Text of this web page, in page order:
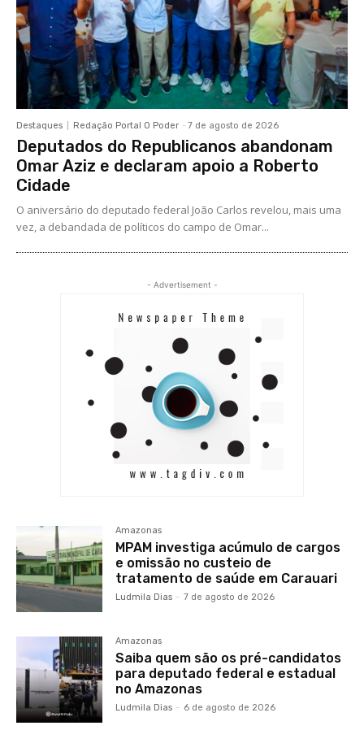
Destaques Redação Portal O Poder - 7 de agosto de 2026
Deputados do Republicanos abandonam
Omar Aziz e declaram apoio a Roberto
Cidade
O aniversário do deputado federal João Carlos revelou, mais uma
vez, a debandada de políticos do campo de Omar...
- Advertisement -
Amazonas
MPAM investiga acúmulo de cargos
e omissão no custeio de
tratamento de saúde em Carauari
Ludmila Dias - 7 de agosto de 2026
Amazonas
Saiba quem são os pré-candidatos
para deputado federal e estadual
no Amazonas
Ludmila Dias - 6 de agosto de 2026